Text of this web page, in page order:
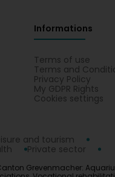
Informations
Terms of use
Terms and
Privacy Policy
My GDPR Rights
Cookies settings
and tourism
Private sector
Grevenmacher: